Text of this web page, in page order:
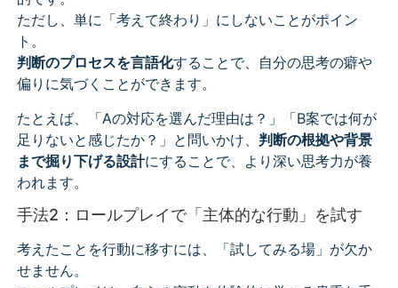
ただし、単に「考えて終わり」にしないことがポイン
ト。
判断のプロセスを言語化することで、自分の思考の癖や
偏りに気づくことができます。
たとえば、「Aの対応を選んだ理由は？」「B案では何が
足りないと感じたか？」と問いかけ、 判断の根拠や背景
まで掘り下げる設計にすることで、より深い思考力が養
われます。
手法2：ロールプレイで「主体的な行動」を試す
考えたことを行動に移すには、「試してみる場」が欠か
せません。